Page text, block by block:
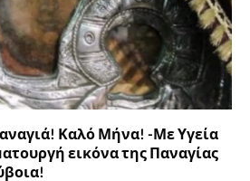
Καλό Μήνα! -Με Υγεία
εικόνα της Παναγίας